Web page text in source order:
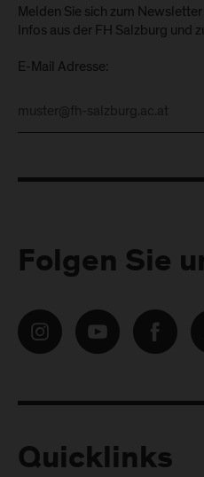
Melden Sie sich zum
Infos aus der FH Salzburg und
E-Mail Adresse:
Folgen Sie
Quicklinks